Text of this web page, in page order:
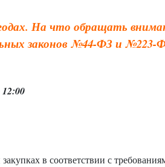
На что обращать
законов №44-ФЗ и №223-
в соответствии с